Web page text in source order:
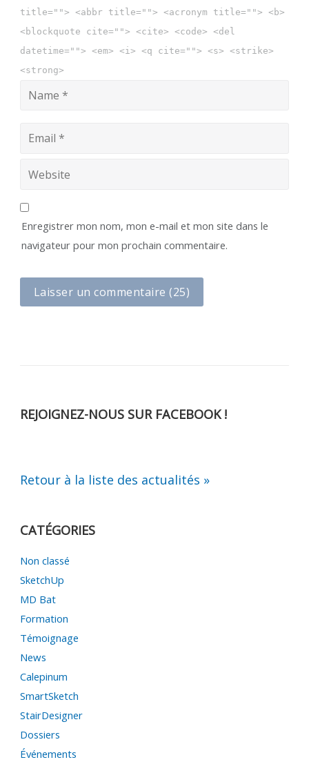
title=""> <abbr title=""> <acronym title=""> <b>
<blockquote cite=""> <cite> <code> <del
datetime=""> <em> <i> <q cite=""> <s> <strike>
<strong>
Enregistrer mon nom, mon e-mail et mon site dans le
navigateur pour mon prochain commentaire.
REJOIGNEZ-NOUS SUR FACEBOOK !
Retour à la liste des actualités »
CATÉGORIES
Non classé
SketchUp
MD Bat
Formation
Témoignage
News
Calepinum
SmartSketch
StairDesigner
Dossiers
Événements